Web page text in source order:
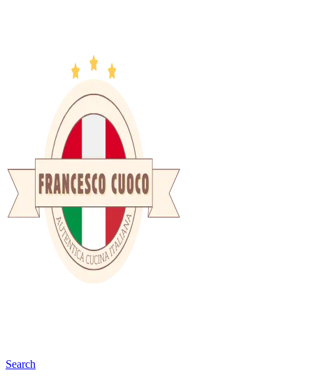
Search